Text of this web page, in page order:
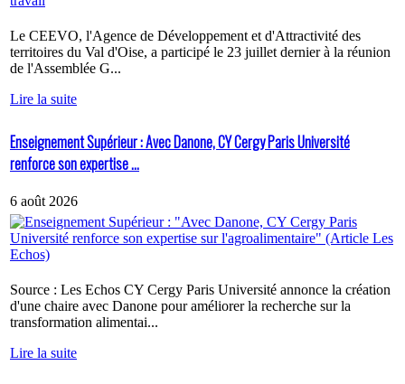
Le CEEVO, l'Agence de Développement et d'Attractivité des
territoires du Val d'Oise, a participé le 23 juillet dernier à la réunion
de l'Assemblée G...
Lire la suite
Enseignement Supérieur : Avec Danone, CY Cergy Paris Université
renforce son expertise ...
6 août 2026
Source : Les Echos CY Cergy Paris Université annonce la création
d'une chaire avec Danone pour améliorer la recherche sur la
transformation alimentai...
Lire la suite